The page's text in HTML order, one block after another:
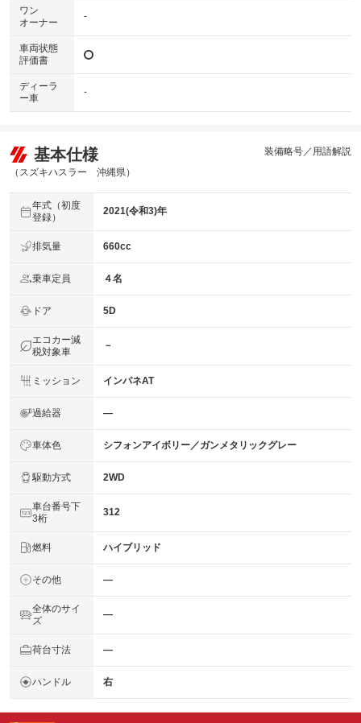
ワン
オーナー
-
車両状態
評価書
ディーラ
ー車
-
基本仕様
（スズキハスラー 沖縄県）
装備略号／用語解説
年式（初度
登録）
2021(令和3)年
排気量 660cc
乗車定員 ４名
ドア 5D
エコカー減
税対象車
－
ミッション インパネAT
過給器 ―
車体色 シフォンアイボリー／ガンメタリックグレー
駆動方式 2WD
車台番号下
3桁
312
燃料 ハイブリッド
その他 ―
全体のサイ
ズ
―
荷台寸法 ―
ハンドル 右